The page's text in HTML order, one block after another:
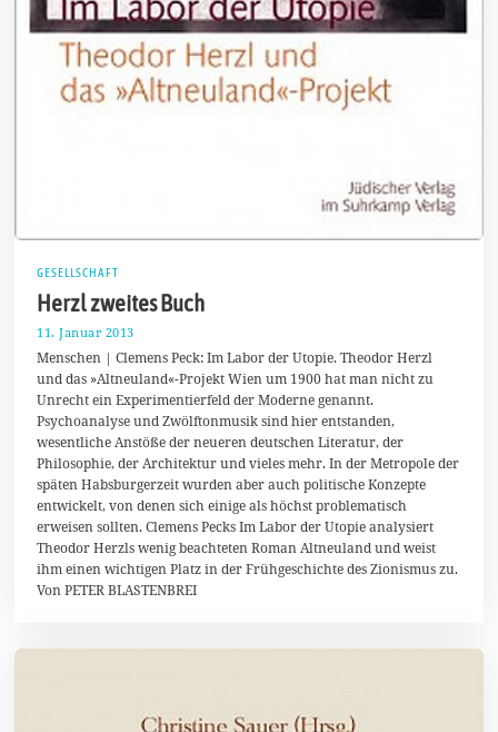
GESELLSCHAFT
Herzl zweites Buch
11. Januar 2013
.
M
ä
r
2
0
1
4
Menschen | Clemens Peck: Im Labor der Utopie. Theodor Herzl
und das »Altneuland«-Projekt Wien um 1900 hat man nicht zu
Unrecht ein Experimentierfeld der Moderne genannt.
Psychoanalyse und Zwölftonmusik sind hier entstanden,
wesentliche Anstöße der neueren deutschen Literatur, der
Philosophie, der Architektur und vieles mehr. In der Metropole der
späten Habsburgerzeit wurden aber auch politische Konzepte
entwickelt, von denen sich einige als höchst problematisch
erweisen sollten. Clemens Pecks Im Labor der Utopie analysiert
Theodor Herzls wenig beachteten Roman Altneuland und weist
ihm einen wichtigen Platz in der Frühgeschichte des Zionismus zu.
Von PETER BLASTENBREI